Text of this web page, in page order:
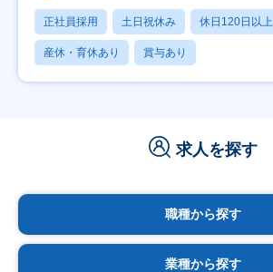
正社員採用 土日祝休み 休日120日以上
産休・育休あり 賞与あり
求人を探す
職種から探す
業種から探す